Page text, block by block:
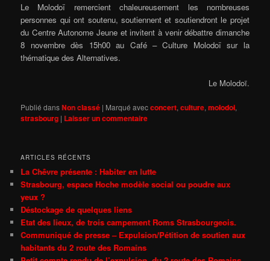
Le Molodoï remercient chaleureusement les nombreuses
personnes qui ont soutenu, soutiennent et soutiendront le projet
du Centre Autonome Jeune et invitent à venir débattre dimanche
8 novembre dès 15h00 au Café – Culture Molodoï sur la
thématique des Alternatives.
Le Molodoï.
Publié dansNon classé | Marqué avecconcert,culture,molodoi,
strasbourg | Laisser un commentaire
ARTICLES RÉCENTS
La Chêvre présente : Habiter en lutte
Strasbourg, espace Hoche modèle social ou poudre aux
yeux ?
Déstockage de quelques liens
Etat des lieux, de trois campement Roms Strasbourgeois.
Communiqué de presse – Expulsion/Pétition de soutien aux
habitants du 2 route des Romains